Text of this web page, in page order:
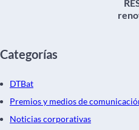
Categorías
DTBat
Premios y medios de
Noticias corporativas